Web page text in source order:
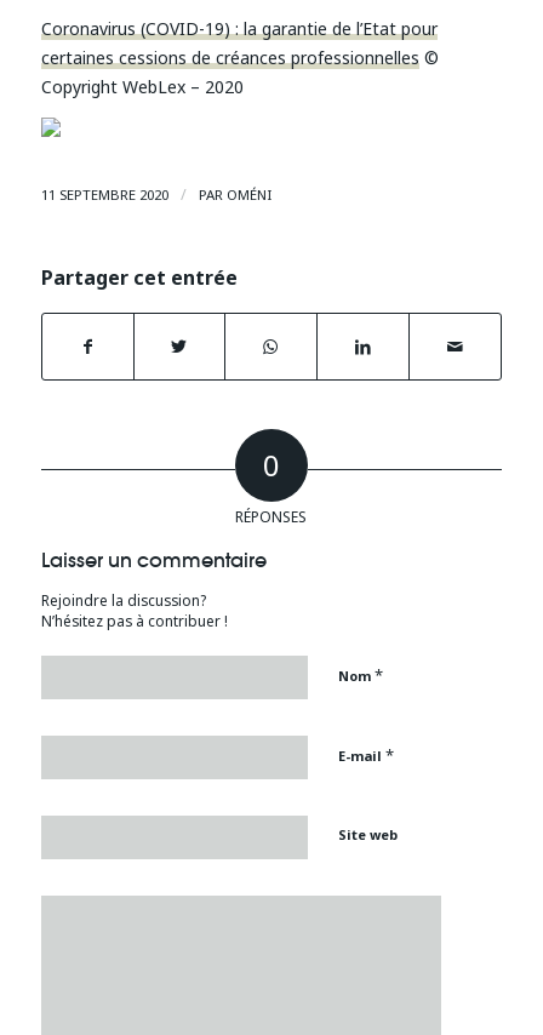
Coronavirus (COVID-19) : la garantie de l’Etat pour
certaines cessions de créances professionnelles©
Copyright WebLex – 2020
11 SEPTEMBRE 2020 / PAR OMÉNI
Partager cet entrée
0
RÉPONSES
Laisser un commentaire
Rejoindre la discussion?
N’hésitez pas à contribuer !
Nom *
E-mail *
Site web